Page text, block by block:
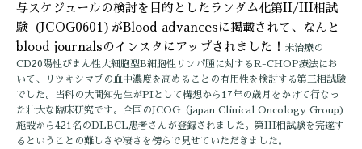
与スケジュールの検討を目的としたランダム化第II/III相試
験（JCOG0601)がBlood advancesに掲載されて、なんと
blood journalsのインスタにアップされました！ 未治療の
CD20陽性びまん性大細胞型B細胞性リンパ腫に対するR-CHOP療法にお
いて、リツキシマブの血中濃度を高めることの有用性を検討する第三相試験
でした。当科の大間知先生がPIとして構想から17年の歳月をかけて行なっ
た壮大な臨床研究です。全国のJCOG（japan Clinical Oncology Group)
施設から421名のDLBCL患者さんが登録されました。第III相試験を完遂す
るということの難しさや凄さを傍らで見せていただきました。